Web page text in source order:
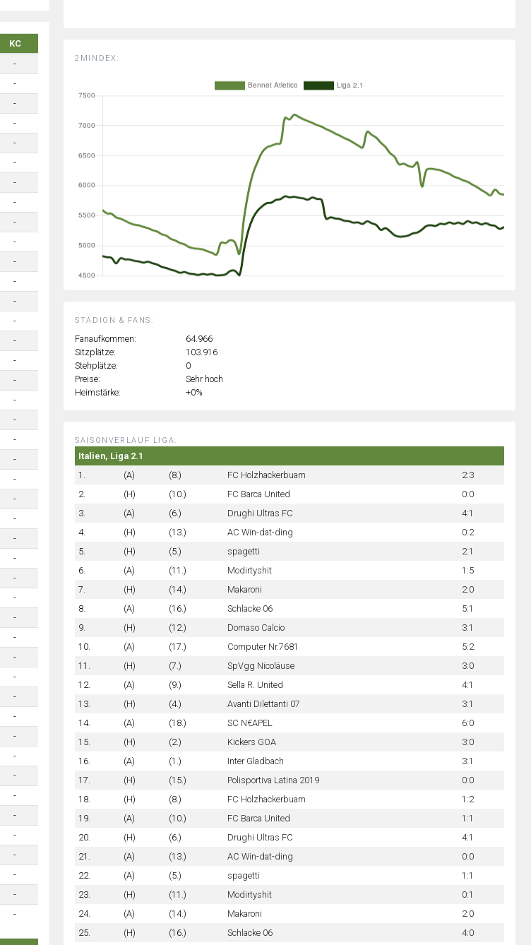
KC
-
-
-
-
-
-
-
-
-
-
-
-
-
-
-
-
-
-
-
-
-
-
-
-
-
-
-
-
-
-
-
-
-
-
-
-
-
-
-
-
-
-
-
-
2MINDEX:
STADION & FANS:
Fanaufkommen:
64.966
Sitzplätze:
103.916
Stehplätze:
0
Preise:
Sehr hoch
Heimstärke:
+0%
SAISONVERLAUF LIGA:
Italien, Liga 2.1
1.
(A) (8.) FC Holzhackerbuam
2:3
2.
(H) (10.) FC Barca United
0:0
3.
(A) (6.) Drughi Ultras FC
4:1
4.
(H) (13.) AC Win-dat-ding
0:2
5.
(H) (5.) spagetti
2:1
6.
(A) (11.) Modirtyshit
1:5
7.
(H) (14.) Makaroni
2:0
8.
(A) (16.) Schlacke 06
5:1
9.
(H) (12.) Domaso Calcio
3:1
10.
(A) (17.) Computer Nr.7681
5:2
11.
(H) (7.) SpVgg Nicoläuse
3:0
12.
(A) (9.) Sella R. United
4:1
13.
(H) (4.) Avanti Dilettanti 07
3:1
14.
(A) (18.) SC N€APEL
6:0
15.
(H) (2.) Kickers GOA
3:0
16.
(A) (1.) Inter Gladbach
3:1
17.
(H) (15.) Polisportiva Latina 2019
0:0
18.
(H) (8.) FC Holzhackerbuam
1:2
19.
(A) (10.) FC Barca United
1:1
20.
(H) (6.) Drughi Ultras FC
4:1
21.
(A) (13.) AC Win-dat-ding
0:0
22.
(A) (5.) spagetti
1:1
23.
(H) (11.) Modirtyshit
0:1
24.
(A) (14.) Makaroni
2:0
25.
(H) (16.) Schlacke 06 4:0